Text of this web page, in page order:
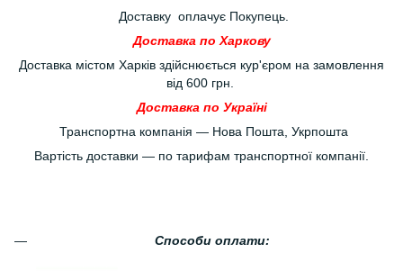
Доставку оплачує Покупець.
Доставка по Харкову
Доставка містом Харків здійснюється кур'єром на замовлення
від 600 грн.
Доставка по Україні
Транспортна компанія — Нова Пошта, Укрпошта
Вартість доставки — по тарифам транспортної компанії.
Способи оплати: